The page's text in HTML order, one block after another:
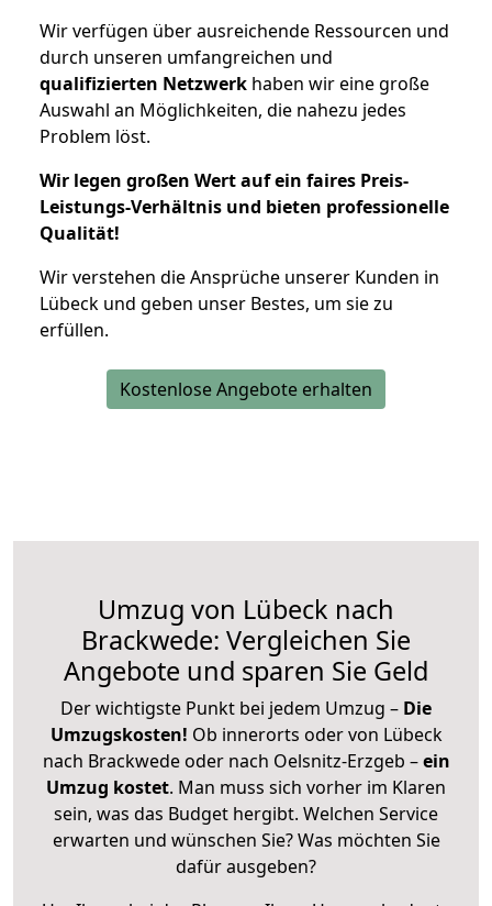
Wir verfügen über ausreichende Ressourcen und
durch unseren umfangreichen und
qualifizierten Netzwerk haben wir eine große
Auswahl an Möglichkeiten, die nahezu jedes
Problem löst.
Wir legen großen Wert auf ein faires Preis-
Leistungs-Verhältnis und bieten professionelle
Qualität!
Wir verstehen die Ansprüche unserer Kunden in
Lübeck und geben unser Bestes, um sie zu
erfüllen.
Kostenlose Angebote erhalten
Umzug von Lübeck nach
Brackwede: Vergleichen Sie
Angebote und sparen Sie Geld
Der wichtigste Punkt bei jedem Umzug – Die
Umzugskosten! Ob innerorts oder von Lübeck
nach Brackwede oder nach Oelsnitz-Erzgeb –ein
Umzug kostet. Man muss sich vorher im Klaren
sein, was das Budget hergibt. Welchen Service
erwarten und wünschen Sie? Was möchten Sie
dafür ausgeben?